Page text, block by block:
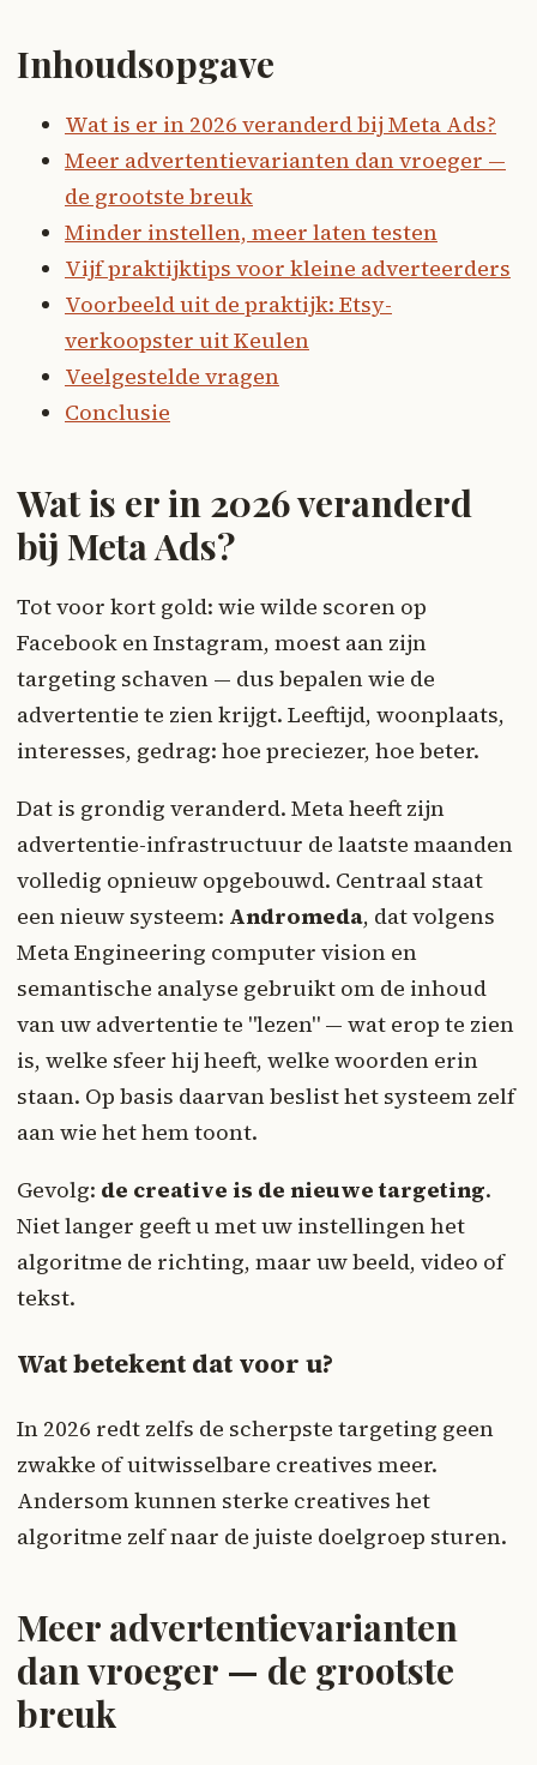
Inhoudsopgave
Wat is er in 2026 veranderd bij Meta Ads?
Meer advertentievarianten dan vroeger —
de grootste breuk
Minder instellen, meer laten testen
Vijf praktijktips voor kleine adverteerders
Voorbeeld uit de praktijk: Etsy-
verkoopster uit Keulen
Veelgestelde vragen
Conclusie
Wat is er in 2026 veranderd
bij Meta Ads?
Tot voor kort gold: wie wilde scoren op
Facebook en Instagram, moest aan zijn
targeting schaven — dus bepalen wie de
advertentie te zien krijgt. Leeftijd, woonplaats,
interesses, gedrag: hoe preciezer, hoe beter.
Dat is grondig veranderd. Meta heeft zijn
advertentie-infrastructuur de laatste maanden
volledig opnieuw opgebouwd. Centraal staat
een nieuw systeem: Andromeda, dat volgens
Meta Engineering computer vision en
semantische analyse gebruikt om de inhoud
van uw advertentie te "lezen" — wat erop te zien
is, welke sfeer hij heeft, welke woorden erin
staan. Op basis daarvan beslist het systeem zelf
aan wie het hem toont.
Gevolg: de creative is de nieuwe targeting.
Niet langer geeft u met uw instellingen het
algoritme de richting, maar uw beeld, video of
tekst.
Wat betekent dat voor u?
In 2026 redt zelfs de scherpste targeting geen
zwakke of uitwisselbare creatives meer.
Andersom kunnen sterke creatives het
algoritme zelf naar de juiste doelgroep sturen.
Meer advertentievarianten
dan vroeger — de grootste
breuk